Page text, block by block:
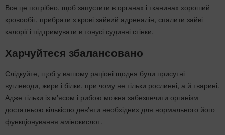
Все це потрібно, щоб запустити в органах і тканинах хороший
кровообіг, прибрати з крові зайвий адреналін, спалити зайві
калорії і підтримувати в тонусі судинні стінки.
Харчуйтеся збалансовано
Слідкуйте, щоб у вашому раціоні щодня були присутні
вуглеводи, жири і білки, при чому не тільки рослинні, а й тварині.
Адже тільки із м'ясом і рибою можна забезпечити організм
достатньою кількістю дев'яти необхідних для нормального його
функціонування амінокислот.